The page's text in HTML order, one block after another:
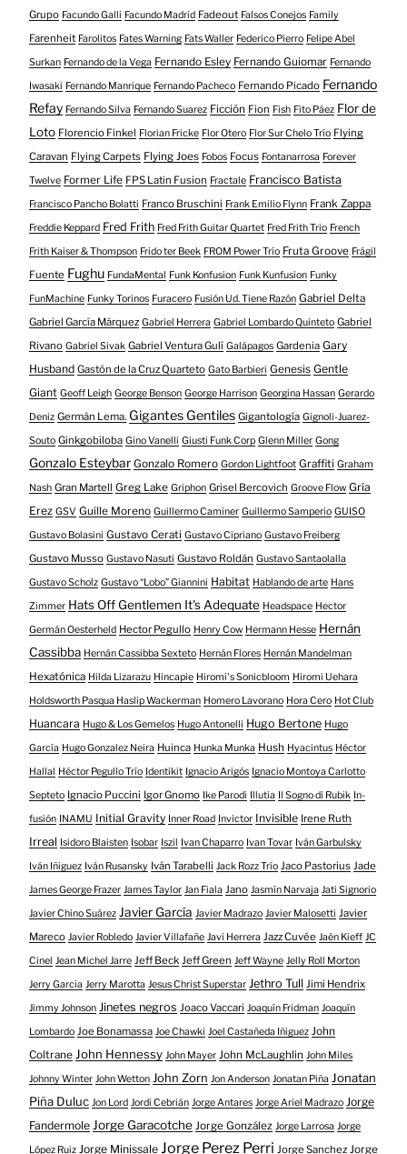
Grupo Facundo Galli Facundo Madrid Fadeout Falsos Conejos Family
Farenheit Farolitos Fates Warning Fats Waller Federico Pierro Felipe Abel
Surkan Fernando de la Vega Fernando Esley Fernando Guiomar Fernando
Iwasaki Fernando Manrique Fernando Pacheco Fernando Picado Fernando
Refay Fernando Silva Fernando Suarez Ficción Fion Fish Fito Páez Flor de
Loto Florencio Finkel Florian Fricke Flor Otero Flor Sur Chelo Trío Flying
Caravan Flying Carpets Flying Joes Fobos Focus Fontanarrosa Forever
Twelve Former Life FPS Latin Fusion Fractale Francisco Batista
Francisco Pancho Bolatti Franco Bruschini Frank Emilio Flynn Frank Zappa
Freddie Keppard Fred Frith Fred Frith Guitar Quartet Fred Frith Trio French
Frith Kaiser & Thompson Frido ter Beek FROM Power Trío Fruta Groove Frágil
Fuente Fughu FundaMental Funk Konfusion Funk Kunfusion Funky
FunMachine Funky Torinos Furacero Fusión Ud. Tiene Razón Gabriel Delta
Gabriel García Márquez Gabriel Herrera Gabriel Lombardo Quinteto Gabriel
Rivano Gabriel Sivak Gabriel Ventura Gulí Galápagos Gardenia Gary
Husband Gastón de la Cruz Quarteto Gato Barbieri Genesis Gentle
Giant Geoff Leigh George Benson George Harrison Georgina Hassan Gerardo
Deniz Germán Lema. Gigantes Gentiles Gigantología Gignoli-Juarez-
Souto Ginkgobiloba Gino Vanelli Giusti Funk Corp Glenn Miller Gong
Gonzalo Esteybar Gonzalo Romero Gordon Lightfoot Graffiti Graham
Nash Gran Martell Greg Lake Griphon Grisel Bercovich Groove Flow Gría
Erez GSV Guille Moreno Guillermo Caminer Guillermo Samperio GUISO
Gustavo Bolasini Gustavo Cerati Gustavo Cipriano Gustavo Freiberg
Gustavo Musso Gustavo Nasuti Gustavo Roldán Gustavo Santaolalla
Gustavo Scholz Gustavo “Lobo” Giannini Habitat Hablando de arte Hans
Zimmer Hats Off Gentlemen It's Adequate Headspace Hector
Germán Oesterheld Hector Pegullo Henry Cow Hermann Hesse Hernán
Cassibba Hernán Cassibba Sexteto Hernán Flores Hernán Mandelman
Hexatónica Hilda Lizarazu Hincapie Hiromi's Sonicbloom Hiromi Uehara
Holdsworth Pasqua Haslip Wackerman Homero Lavorano Hora Cero Hot Club
Huancara Hugo & Los Gemelos Hugo Antonelli Hugo Bertone Hugo
García Hugo Gonzalez Neira Huinca Hunka Munka Hush Hyacintus Héctor
Hallal
Héctor Pegullo Trío Identikit Ignacio Arigós Ignacio Montoya Carlotto
Septeto Ignacio Puccini Igor Gnomo Ike Parodi Illutia Il Sogno di Rubik In-
fusión INAMU Initial Gravity Inner Road Invictor Invisible Irene Ruth
Irreal Isidoro Blaisten Isobar Iszil Ivan Chaparro Ivan Tovar Iván Garbulsky
Iván Iñiguez Iván Rusansky Iván Tarabelli Jack Rozz Trío Jaco Pastorius Jade
James George Frazer James Taylor Jan Fiala Jano Jasmín Narvaja Jati Signorio
Javier Chino Suárez Javier García Javier Madrazo Javier Malosetti Javier
Mareco Javier Robledo Javier Villafañe Javi Herrera Jazz Cuvée Jaén Kieff JC
Cinel Jean Michel Jarre Jeff Beck Jeff Green Jeff Wayne Jelly Roll Morton
Jerry Garcia Jerry Marotta Jesus Christ Superstar Jethro Tull Jimi Hendrix
Jimmy Johnson Jinetes negros Joaco Vaccari Joaquín Fridman Joaquín
Lombardo Joe Bonamassa Joe Chawki Joel Castañeda Iñiguez John
Coltrane John Hennessy John Mayer John McLaughlin John Miles
Johnny Winter John Wetton John Zorn Jon Anderson Jonatan Piña Jonatan
Piña Duluc Jon Lord Jordi Cebrián Jorge Antares Jorge Ariel Madrazo Jorge
Fandermole Jorge Garacotche Jorge González Jorge Larrosa Jorge
López Ruiz Jorge Minissale Jorge Perez Perri Jorge Sanchez Jorge